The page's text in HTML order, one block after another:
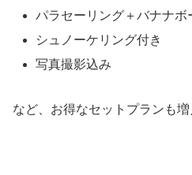
パラセーリング＋バナナボ
シュノーケリング付き
写真撮影込み
など、お得なセットプランも増